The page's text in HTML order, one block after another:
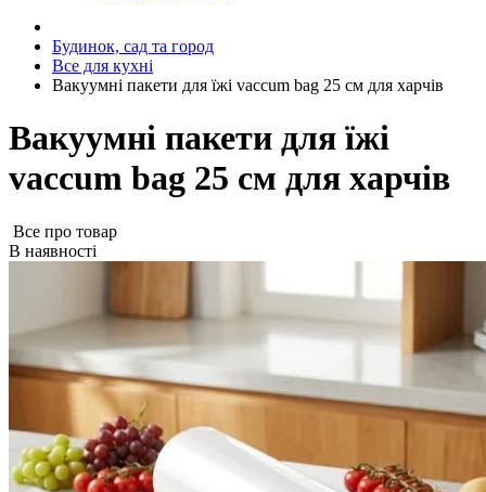
Будинок, сад та город
Все для кухні
Вакуумні пакети для їжі vaccum bag 25 см для харчів
Вакуумні пакети для їжі
vaccum bag 25 см для харчів
Все про товар
В наявності